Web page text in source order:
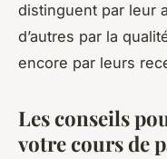
distinguent par leur
d’autres par la
encore par leurs
Les conseils
votre cours de